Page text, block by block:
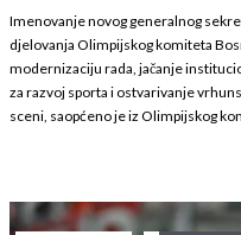
Imenovanje novog generalnog
djelovanja Olimpijskog komiteta
modernizaciju rada, jačanje
za razvoj sporta i ostvarivanje
sceni, saopćeno je iz Olimpijskog